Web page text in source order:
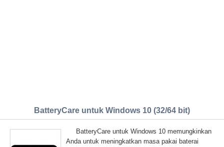
BatteryCare untuk Windows 10 (32/64 bit)
BatteryCare untuk Windows 10 memungkinkan
Anda untuk meningkatkan masa pakai baterai